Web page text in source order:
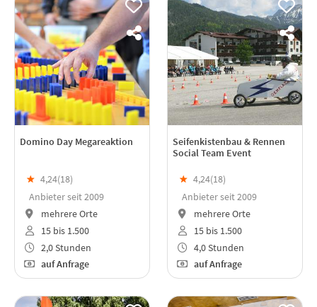
Domino Day Megareaktion
★ 4,24(18)
Anbieter seit 2009
mehrere Orte
15 bis 1.500
2,0 Stunden
auf Anfrage
Seifenkistenbau & Rennen
Social Team Event
★ 4,24(18)
Anbieter seit 2009
mehrere Orte
15 bis 1.500
4,0 Stunden
auf Anfrage